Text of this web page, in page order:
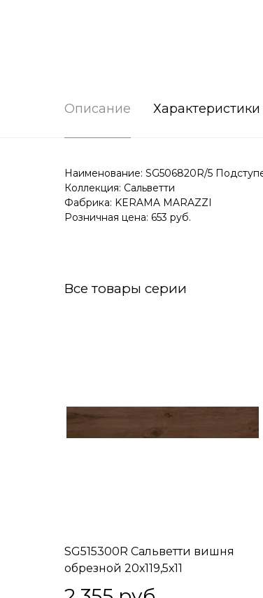
Описание Характеристики
Наименование: SG506820R/5
Коллекция: Сальветти
Фабрика: KERAMA MARAZZI
Розничная цена: 653 руб.
Все товары серии
SG515300R Сальветти вишня
обрезной 20х119,5х11